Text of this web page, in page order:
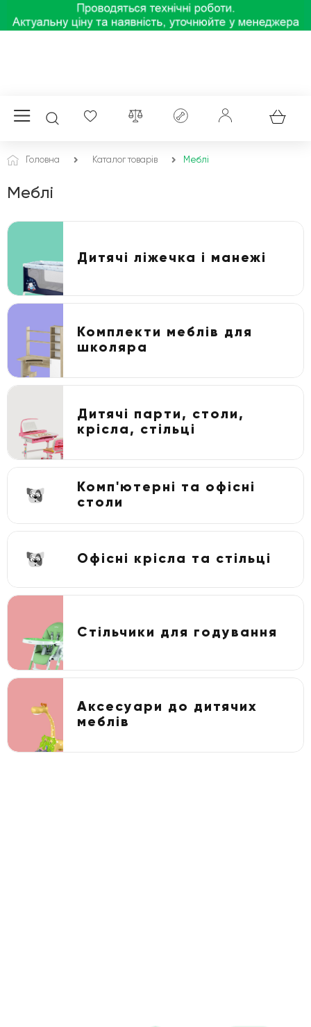
Головна Каталог товарів Меблі
Меблі
Дитячі ліжечка і манежі
Комплекти меблів для
школяра
Дитячі парти, столи,
крісла, стільці
Комп'ютерні та офісні
столи
Офісні крісла та стільці
Стільчики для годування
Аксесуари до дитячих
меблів